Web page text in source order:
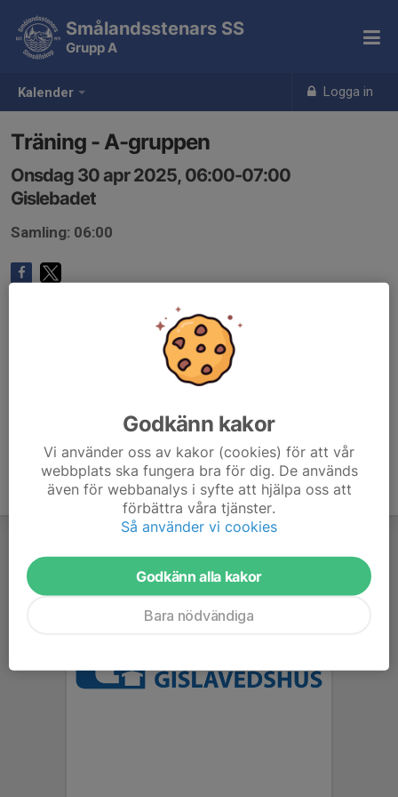
Kalender Logga in
Smålandsstenars SS
Grupp A
Träning - A-gruppen
Onsdag 30 apr 2025, 06:00-07:00
Gislebadet
Samling: 06:00
Godkänn kakor
Vi använder oss av kakor (cookies) för att vår
webbplats ska fungera bra för dig. De används
även för webbanalys i syfte att hjälpa oss att
förbättra våra tjänster.
Så använder vi cookies
Godkänn alla kakor
Bara nödvändiga